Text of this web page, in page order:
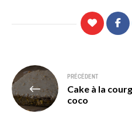
Navigation
de
l’article
PRÉCÉDENT
Cake à la
coco